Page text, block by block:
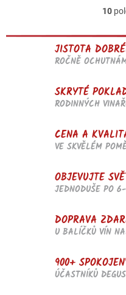
10
JISTOTA
ROČNĚ
SKRYTÉ
RODINNÝCH
CENA A
VE SKVĚLÉM
OBJEVUJTE
JEDNODUŠE PO
DOPRAVA
U BALÍČKŮ VÍN
900+
ÚČASTNÍKŮ